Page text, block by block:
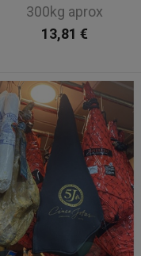
300kg aprox
13,81 €